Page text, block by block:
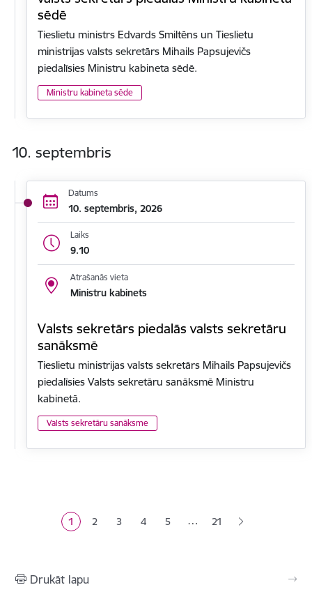
sēdē
Tieslietu ministrs Edvards Smiltēns un Tieslietu
ministrijas valsts sekretārs Mihails Papsujevičs
piedalīsies Ministru kabineta sēdē.
Ministru kabineta sēde
10. septembris
Datums
10. septembris, 2026
Laiks
9.10
Atrašanās vieta
Ministru kabinets
Valsts sekretārs piedalās valsts sekretāru
sanāksmē
Tieslietu ministrijas valsts sekretārs Mihails Papsujevičs
piedalīsies Valsts sekretāru sanāksmē Ministru
kabinetā.
Valsts sekretāru sanāksme
Pašreizējā lapa
1 Lapa
2 Lapa
3 Lapa
4 Lapa
5 … 21
Drukāt lapu